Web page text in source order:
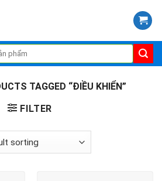
TAGGED “ĐIỀU KHIỂN”
FILTER